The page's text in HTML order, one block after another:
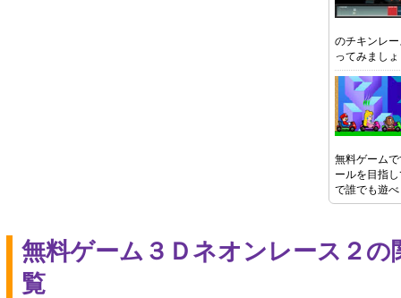
のチキンレ
ってみまし
無料ゲーム
ールを目指
で誰でも遊
無料ゲーム３Ｄネオンレース２
覧